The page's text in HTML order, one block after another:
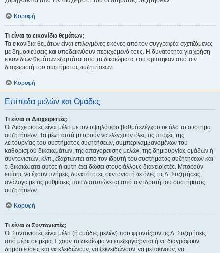
Κορυφή
Τι είναι τα εικονίδια θεμάτων;
Τα εικονίδια θεμάτων είναι επιλεγμένες εικόνες από τον συγγραφέα σχετιζόμενες
με δημοσιεύσεις και υποδεικνύουν περιεχόμενό τους. Η δυνατότητα για χρήση
εικονιδίων θεμάτων εξαρτάται από τα δικαιώματα που ορίστηκαν από τον
διαχειριστή του συστήματος συζητήσεων.
Κορυφή
Επίπεδα μελών και Ομάδες
Τι είναι οι Διαχειριστές;
Οι Διαχειριστές είναι μέλη με τον υψηλότερο βαθμό ελέγχου σε όλο το σύστημα
συζητήσεων. Τα μέλη αυτά μπορούν να ελέγχουν όλες τις πτυχές της
λειτουργίας του συστήματος συζητήσεων, συμπεριλαμβανομένων του
καθορισμού δικαιωμάτων, της απαγόρευσης μελών, της δημιουργίας ομάδων ή
συντονιστών, κλπ., εξαρτώνται από τον ιδρυτή του συστήματος συζητήσεων και
τι δικαιώματα αυτός ή αυτή έχει δώσει στους άλλους διαχειριστές. Μπορούν
επίσης να έχουν πλήρεις δυνατότητες συντονιστή σε όλες τις Δ. Συζητήσεις,
ανάλογα με τις ρυθμίσεις που διατυπώνεται από τον ιδρυτή του συστήματος
συζητήσεων.
Κορυφή
Τι είναι οι Συντονιστές;
Οι Συντονιστές είναι μέλη (ή ομάδες μελών) που φροντίζουν τις Δ. Συζητήσεις
από μέρα σε μέρα. Έχουν το δικαίωμα να επεξεργάζονται ή να διαγράφουν
δημοσιεύσεις και να κλειδώνουν, να ξεκλειδώνουν, να μετακινούν, να